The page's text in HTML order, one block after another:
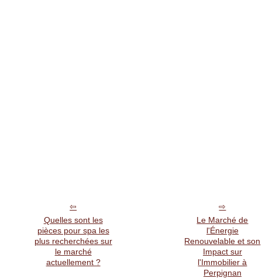
Quelles sont les
pièces pour spa les
plus recherchées sur
le marché
actuellement ?
Le Marché de
l'Énergie
Renouvelable et son
Impact sur
l'Immobilier à
Perpignan